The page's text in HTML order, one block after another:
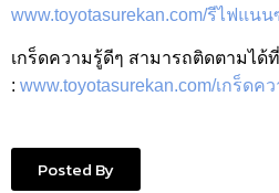
www.toyotasurekan.com/รีไฟแน
เกร็ดความรู้ดีๆ สามารถติดตามได้ที่
: www.toyotasurekan.com/เกร็ดค
Posted By